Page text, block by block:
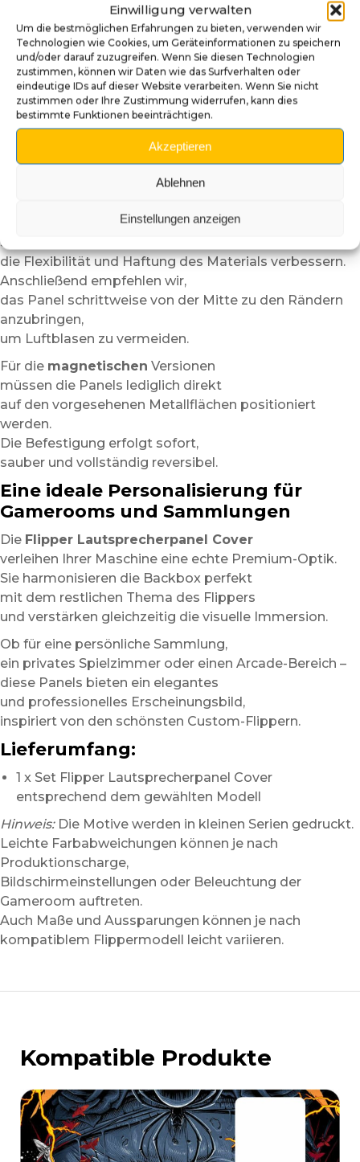
Einwilligung verwalten
Um die bestmöglichen Erfahrungen zu bieten, verwenden wir
Technologien wie Cookies, um Geräteinformationen zu speichern
und/oder darauf zuzugreifen. Wenn Sie diesen Technologien
zustimmen, können wir Daten wie das Surfverhalten oder
eindeutige IDs auf dieser Website verarbeiten. Wenn Sie nicht
zustimmen oder Ihre Zustimmung widerrufen, kann dies
bestimmte Funktionen beeinträchtigen.
Akzeptieren
Ablehnen
Einstellungen anzeigen
Dieser Schritt sorgt für bessere Haftung
und ein homogeneres Ergebnis.
Für die Versionen ausselbstklebendem Plexiglas
empfehlen wir,
das Panel zunächst trocken zu positionieren,
um die Ausrichtung zu überprüfen.
Dank der halbsteifen Struktur des Materials
ist die Montage einfacher und toleranter
als bei gewöhnlicher Vinylfolie.
kann leichtes Erwärmen mit einem Föhn auf niedriger
Stufe
die Flexibilität und Haftung des Materials verbessern.
Anschließend empfehlen wir,
das Panel schrittweise von der Mitte zu den Rändern
anzubringen,
um Luftblasen zu vermeiden.
Für die magnetischen Versionen
müssen die Panels lediglich direkt
auf den vorgesehenen Metallflächen positioniert
werden.
Die Befestigung erfolgt sofort,
sauber und vollständig reversibel.
Eine ideale Personalisierung für
Gamerooms und Sammlungen
Die Flipper Lautsprecherpanel Cover
verleihen Ihrer Maschine eine echte Premium-Optik.
Sie harmonisieren die Backbox perfekt
mit dem restlichen Thema des Flippers
und verstärken gleichzeitig die visuelle Immersion.
Ob für eine persönliche Sammlung,
ein privates Spielzimmer oder einen Arcade-Bereich –
diese Panels bieten ein elegantes
und professionelles Erscheinungsbild,
inspiriert von den schönsten Custom-Flippern.
Lieferumfang:
1 x Set Flipper Lautsprecherpanel Cover
entsprechend dem gewählten Modell
Hinweis:Die Motive werden in kleinen Serien gedruckt.
Leichte Farbabweichungen können je nach
Produktionscharge,
Bildschirmeinstellungen oder Beleuchtung der
Gameroom auftreten.
Auch Maße und Aussparungen können je nach
kompatiblem Flippermodell leicht variieren.
Kompatible Produkte